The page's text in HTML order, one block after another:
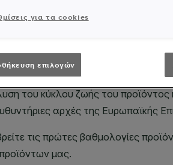
για τα cookies
επιλογών